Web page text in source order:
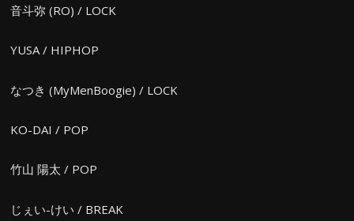
音斗弥 (RO) / LOCK
YUSA / HIPHOP
なつき (MyMenBoogie) / LOCK
KO-DAI / POP
竹山 陽太 / POP
じぇい-けい / BREAK